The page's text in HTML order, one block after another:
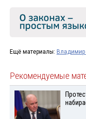
Ещё материалы: Владимир
Рекомендуемые